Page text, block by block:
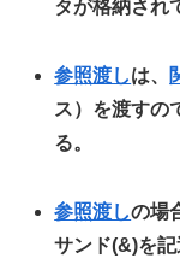
タが格納され
参照渡しは、
ス）を渡すの
る。
参照渡しの場
サンド(&)を記